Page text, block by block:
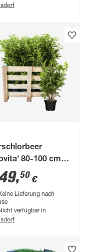
80-100 cm
Stück
,50 €
Lieferung nach
verfügbar in